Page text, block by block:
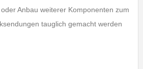
Anbau weiterer Komponenten zum
tauglich gemacht werden